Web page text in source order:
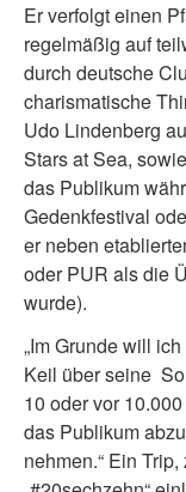
Er verfolgt einen
regelmäßig auf
durch deutsche
charismatische
Udo Lindenberg
Stars at Sea,
das Publikum
Gedenkfestival
er neben
oder PUR als die
wurde).
„Im Grunde will
Keil über seine
10 oder vor
das Publikum
nehmen.“ Ein